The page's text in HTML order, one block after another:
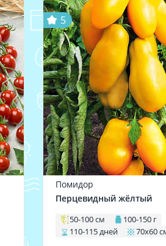
5
Помидор
Перцевидный жёлтый
50-100 см
100-150 г
110-115 дней
70х60